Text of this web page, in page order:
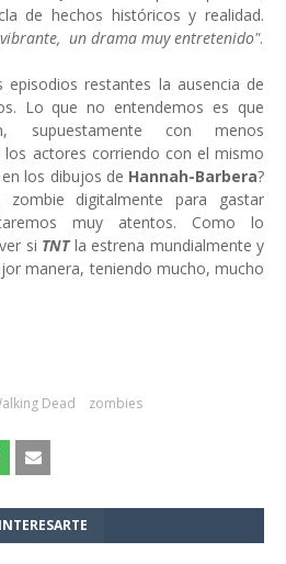
de hechos históricos y realidad.
un drama muy entretenido".
restantes la ausencia de
Lo que no entendemos es que
supuestamente con menos
los actores corriendo con el mismo
los dibujos de Hannah-Barbera?
zombie digitalmente para gastar
muy atentos. Como lo
si TNTla estrena mundialmente y
manera, teniendo mucho, mucho
Dead zombies